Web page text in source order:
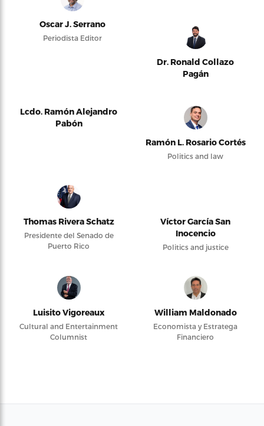
Oscar J. Serrano
Periodista Editor
Dr. Ronald Collazo
Pagán
Lcdo. Ramón Alejandro
Pabón
Ramón L. Rosario Cortés
Politics and law
Thomas Rivera Schatz
Presidente del Senado de
Puerto Rico
Víctor García San
Inocencio
Politics and justice
Luisito Vigoreaux
Cultural and Entertainment
Columnist
William Maldonado
Economista y Estratega
Financiero